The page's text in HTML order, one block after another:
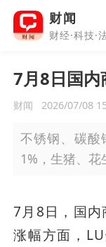
财闻
财经·科技·
7月8日国内
财闻 2026/07/08
不锈钢、碳酸
1%，生猪、花
7月8日，国内
涨幅方面，